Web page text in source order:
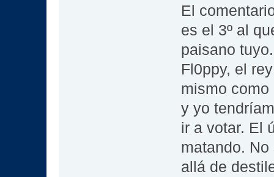
El
es el 3º al
paisano tuyo.
Fl0ppy, el
mismo
y yo
ir a votar. El
matando.
allá de